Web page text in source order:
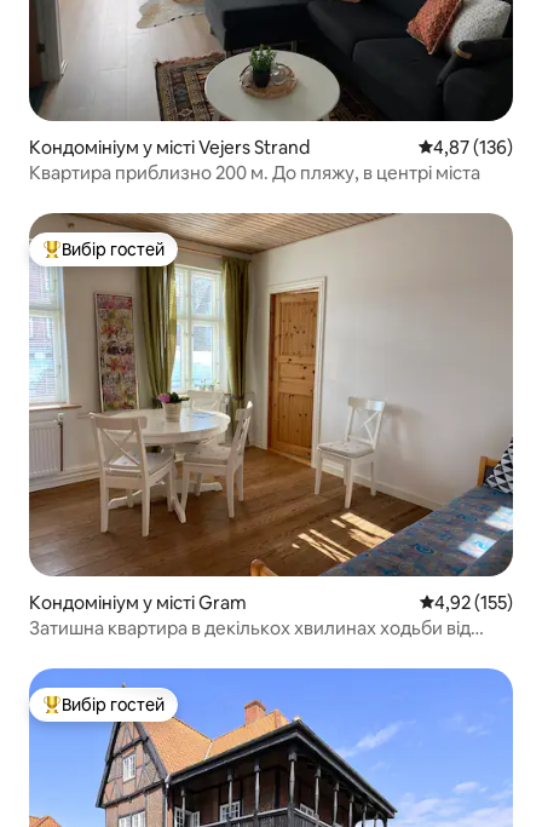
Кондомініум у місті Vejers Strand Середня
4,87 (136)
Квартира приблизно 200 м. До пляжу, в центрі міста
Топ вибір гостей
Вибір гостей
Кондомініум у місті Gram Середня
4,92 (155)
Затишна квартира в декількох хвилинах ходьби від
Топ вибір гостей
Вибір гостей